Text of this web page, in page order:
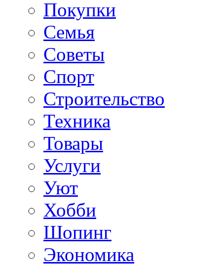
Покупки
Семья
Советы
Спорт
Строительство
Техника
Товары
Услуги
Уют
Хобби
Шопинг
Экономика